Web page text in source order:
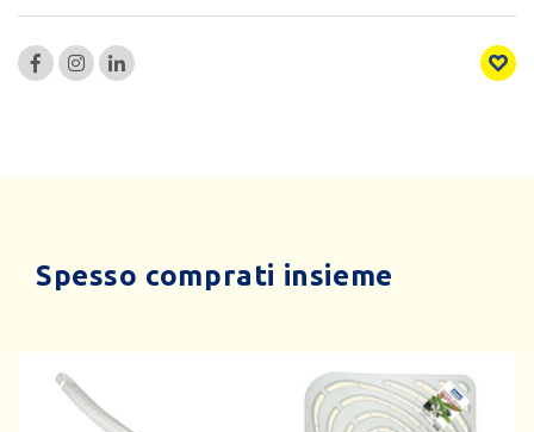
Spesso comprati insieme